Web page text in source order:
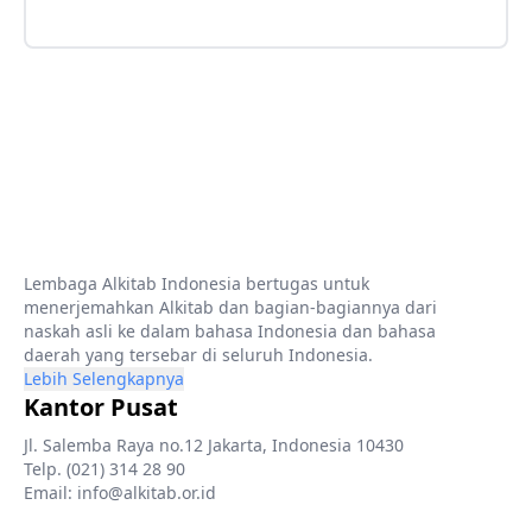
Lembaga Alkitab Indonesia bertugas untuk
menerjemahkan Alkitab dan bagian-bagiannya dari
naskah asli ke dalam bahasa Indonesia dan bahasa
daerah yang tersebar di seluruh Indonesia.
Lebih Selengkapnya
Kantor Pusat
Jl. Salemba Raya no.12 Jakarta, Indonesia 10430
Telp. (021) 314 28 90
Email: info@alkitab.or.id